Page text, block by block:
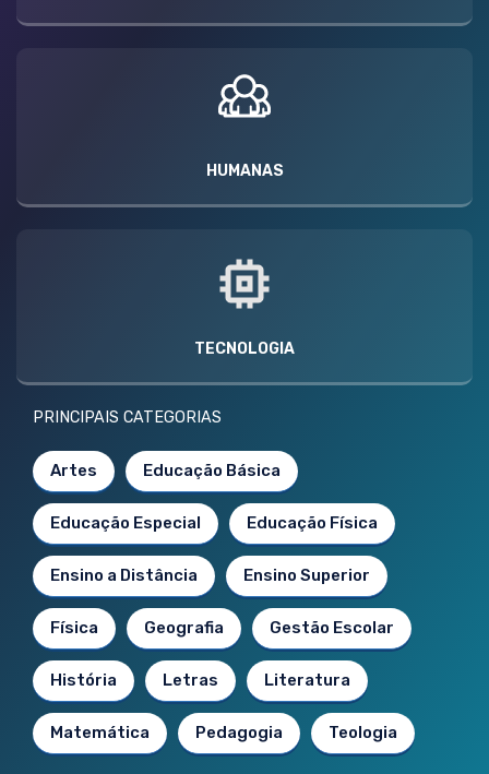
HUMANAS
TECNOLOGIA
PRINCIPAIS CATEGORIAS
Artes Educação Básica
Educação Especial Educação Física
Ensino a Distância Ensino Superior
Física Geografia Gestão Escolar
História Letras Literatura
Matemática Pedagogia Teologia